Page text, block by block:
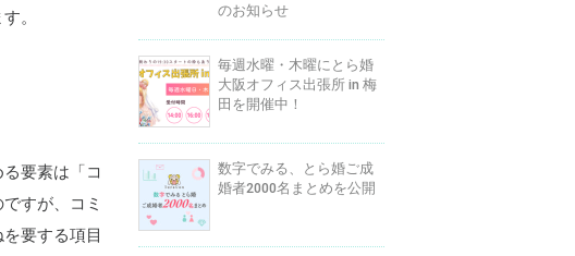
。
要素は「コ
すが、コミ
要する項目
のお知らせ
毎週水曜・木曜にとら婚
大阪オフィス出張所 in 梅
田を開催中！
数字でみる、とら婚ご成
婚者2000名まとめを公開